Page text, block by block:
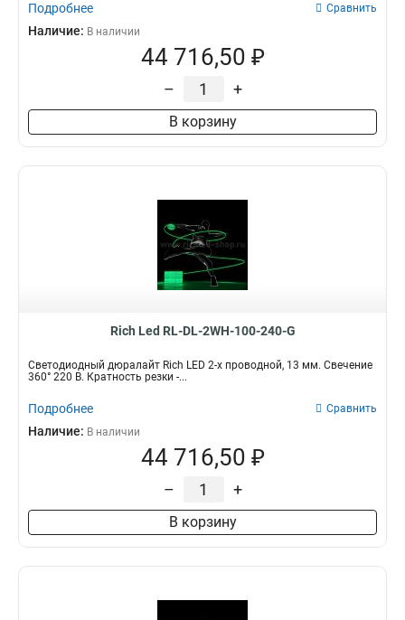
Подробнее Сравнить
Наличие: В наличии
44 716,50 ₽
– +
В корзину
Rich Led RL-DL-2WH-100-240-G
Светодиодный дюралайт Rich LED 2-х проводной, 13 мм. Свечение
360° 220 В. Кратность резки -...
Подробнее Сравнить
Наличие: В наличии
44 716,50 ₽
– +
В корзину